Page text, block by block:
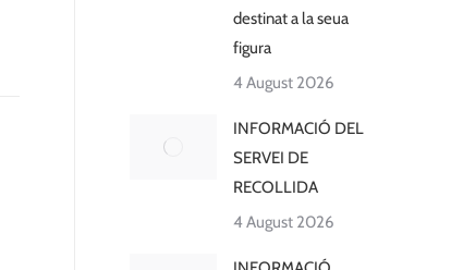
destinat a la seua
figura
4 August 2026
INFORMACIÓ DEL
SERVEI DE
RECOLLIDA
4 August 2026